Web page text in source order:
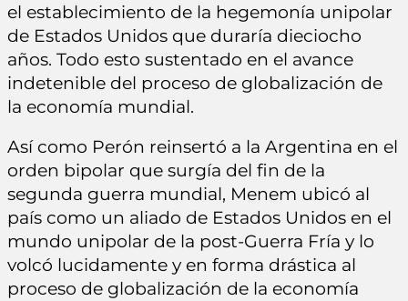
el establecimiento de la hegemonía unipolar
de Estados Unidos que duraría dieciocho
años. Todo esto sustentado en el avance
indetenible del proceso de globalización de
la economía mundial.
Así como Perón reinsertó a la Argentina en el
orden bipolar que surgía del fin de la
segunda guerra mundial, Menem ubicó al
país como un aliado de Estados Unidos en el
mundo unipolar de la post-Guerra Fría y lo
volcó lucidamente y en forma drástica al
proceso de globalización de la economía